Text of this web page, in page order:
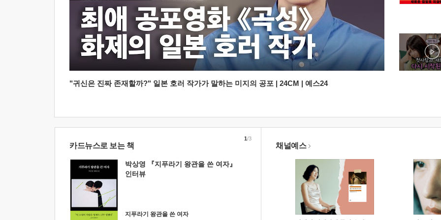
"귀신은 진짜 존재할까?" 일본 호러 작가가 말하는 미지의 공포 | 24CM | 예스24
카드뉴스로 보는 책
박상영 『지푸라기 왕관을 쓴 여자』
인터뷰
지푸라기 왕관을 쓴 여자
1/3
채널예스